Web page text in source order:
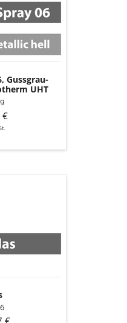
Gussgrau-
UHT
€
€